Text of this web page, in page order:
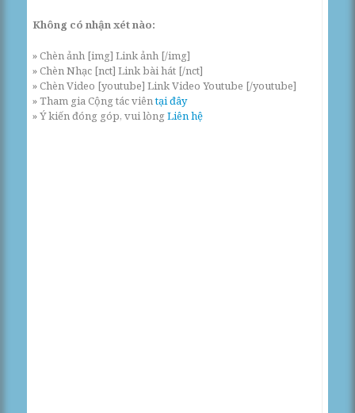
Không có nhận xét nào:
» Chèn ảnh [img] Link ảnh [/img]
» Chèn Nhạc [nct] Link bài hát [/nct]
» Chèn Video [youtube] Link Video Youtube [/youtube]
» Tham gia Cộng tác viêntại đây
» Ý kiến đóng góp, vui lòngLiên hệ